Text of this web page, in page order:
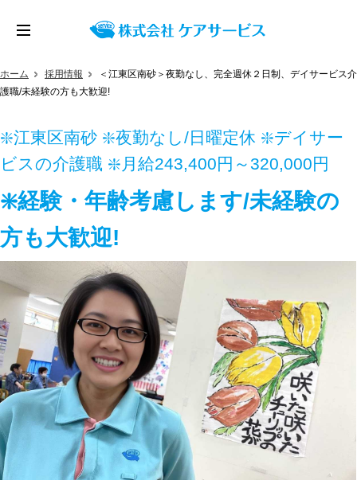
ホーム 採用情報
＜江東区南砂＞夜勤なし、完全週休２日制、デイサービス介
護職/未経験の方も大歓迎!
❇️江東区南砂 ❇️夜勤なし/日曜定休 ❇️デイサー
ビスの介護職 ❇️月給243,400円～320,000円
❇️経験・年齢考慮します/未経験の
方も大歓迎!